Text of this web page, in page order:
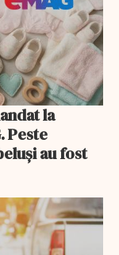
la
Peste
au fost